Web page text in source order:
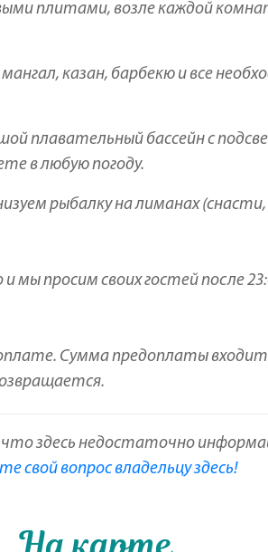
плитами, возле каждой
казан, барбекю и все
плавательный бассейн с
в любую погоду.
рыбалку на лиманах (снасти,
и мы просим своих гостей после
Сумма предоплаты
здесь недостаточно
свой вопрос владельцу здесь!